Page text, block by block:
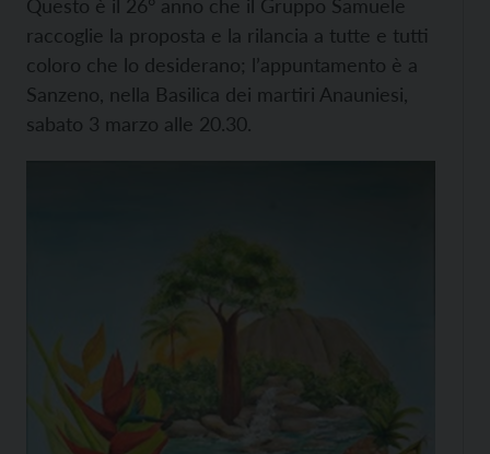
Questo è il 26° anno che il Gruppo Samuele
raccoglie la proposta e la rilancia a tutte e tutti
coloro che lo desiderano; l’appuntamento è a
Sanzeno, nella Basilica dei martiri Anauniesi,
sabato 3 marzo alle 20.30.